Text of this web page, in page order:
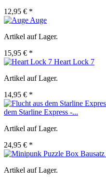
12,95 € *
Auge
Artikel auf Lager.
15,95 € *
Heart Lock 7
Artikel auf Lager.
14,95 € *
dem Starline Express -...
Artikel auf Lager.
24,95 € *
Artikel auf Lager.